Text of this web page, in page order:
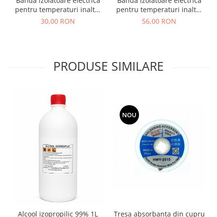
pentru temperaturi inalte,
poliimida, termorezistenta,
30,00 RON
pentru temperaturi inalte,
poliimida, termorezistenta,
56,00 RON
PRODUSE SIMILARE
Alcool izopropilic 99% 1L
NOU
Tresa absorbanta din cupru